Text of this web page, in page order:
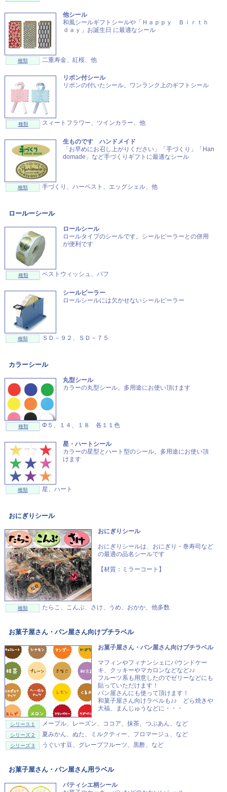
他シール
和風シールギフトシールや「Ｈａｐｐｙ Ｂｉｒｔｈ
ｄａｙ」お誕生日 に最適なシール
種類 二重寿金、紅桜、他
リボン付シール
リボンの付いたシール。ワンランク上のギフトシール
種類 スィートフラワー、ツインカラー、他
生ものです ハンドメイド
「お早めにお召し上がりください」「手づくり」「Han
domade」など手づくりギフトに最適なシール
種類 手づくり、ハーベスト、エッグシェル、他
ロールーシール
ロールシール
ロールタイプのシールです。シールピーラーとの併用
が便利です
種類 ベストウィッシュ、パフ
シールピーラー
ロールシールには欠かせないシールピーラー
種類 ＳＤ－９２、ＳＤ－７５
カラーシール
丸型シール
カラーの丸型シール。多用途にお使い頂けます
種類 Φ５、１４、１８ 各１１色
星・ハートシール
カラーの星型とハート型のシール。多用途にお使い頂
けます
種類 星、ハート
おにぎりシール
おにぎりシール
おにぎりシールは、おにぎり・巻寿司など
の最適の品名シールです
【材質：ミラーコート】
種類 たらこ、こんぶ、さけ、うめ、おかか、他多数
お菓子屋さん・パン屋さん向けプチラベル
お菓子屋さん・パン屋さん向けプチラベル
マフィンやフィナンシェにパウンドケー
キ、クッキーやマカロンなどなど♪♪
フルーツ系も用意したのでゼリーなどにも
貼っていただけます！
パン屋さんにも使って頂けます！
和菓子屋さん向けラベルも♪♪ どら焼きや
大福、まんじゅうなどに・・・
シリース１ メープル、レーズン、ココア、抹茶、つぶあん、など
シリーズ２ 夏みかん、ぬた、ミルクティー、フロマージュ、など
シリーズ３ うぐいす豆、グレープフルーツ、黒酢、など
お菓子屋さん・パン屋さん用ラベル
パティシエ柄シール